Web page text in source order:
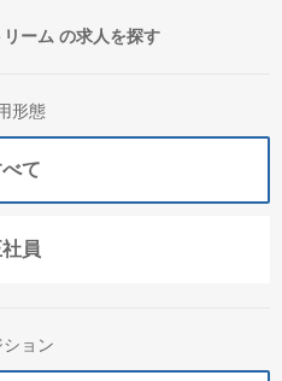
ーム の求人を探す
形態
て
員
ョン